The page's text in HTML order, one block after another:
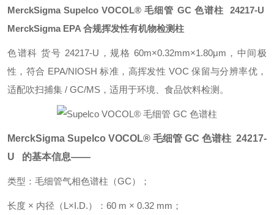
MerckSigma Supelco VOCOL® 毛细管 GC 色谱柱 24217-U
MerckSigma EPA 合规挥发性有机物检测柱
色谱科 货号 24217-U，规格 60m×0.32mm×1.80μm，中间极
性，符合 EPA/NIOSH 标准，高挥发性 VOC 保留与分辨率优，
适配吹扫捕集 / GC/MS，适用于环境、食品饮料检测。
MerckSigma Supelco VOCOL® 毛细管 GC 色谱柱 24217-
U 的基本信息——
类型：毛细管气相色谱柱（GC）；
长度 × 内径（L×I.D.）：60 m × 0.32 mm；